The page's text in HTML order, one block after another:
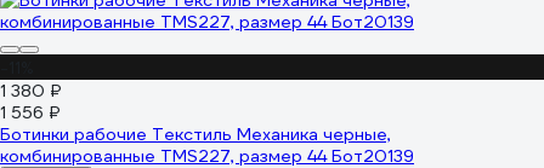
1 380 ₽
1 556 ₽
Ботинки рабочие Текстиль Механика черные,
комбинированные TMS227, размер 44 Бот20139